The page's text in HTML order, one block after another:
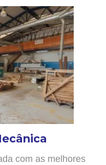
com as melhores